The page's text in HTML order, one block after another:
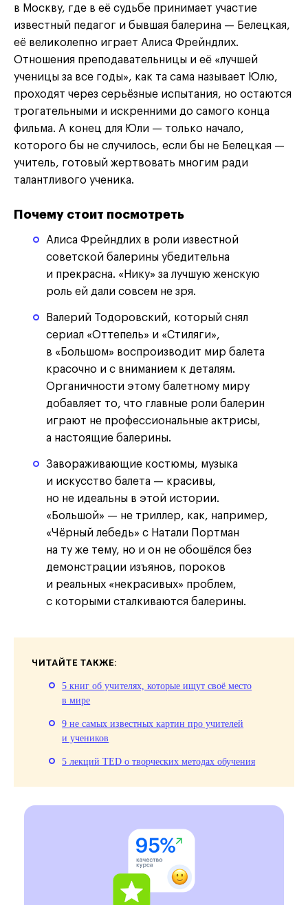
в Москву, где в её судьбе принимает участие
известный педагог и бывшая балерина — Белецкая,
её великолепно играет Алиса Фрейндлих.
Отношения преподавательницы и её «лучшей
ученицы за все годы», как та сама называет Юлю,
проходят через серьёзные испытания, но остаются
трогательными и искренними до самого конца
фильма. А конец для Юли — только начало,
которого бы не случилось, если бы не Белецкая —
учитель, готовый жертвовать многим ради
талантливого ученика.
Почему стоит посмотреть
Алиса Фрейндлих в роли известной
советской балерины убедительна
и прекрасна. «Нику» за лучшую женскую
роль ей дали совсем не зря.
Валерий Тодоровский, который снял
сериал «Оттепель» и «Стиляги»,
в «Большом» воспроизводит мир балета
красочно и с вниманием к деталям.
Органичности этому балетному миру
добавляет то, что главные роли балерин
играют не профессиональные актрисы,
а настоящие балерины.
Завораживающие костюмы, музыка
и искусство балета — красивы,
но не идеальны в этой истории.
«Большой» — не триллер, как, например,
«Чёрный лебедь» с Натали Портман
на ту же тему, но и он не обошёлся без
демонстрации изъянов, пороков
и реальных «некрасивых» проблем,
с которыми сталкиваются балерины.
ЧИТАЙТЕ ТАКЖЕ:
5 книг об учителях, которые ищут своё место
в мире
9 не самых известных картин про учителей
и учеников
5 лекций TED о творческих методах обучения